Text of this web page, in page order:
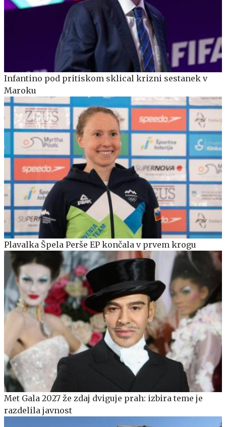
Infantino pod pritiskom sklical krizni sestanek v
Maroku
Plavalka Špela Perše EP končala v prvem krogu
Met Gala 2027 že zdaj dviguje prah: izbira teme je
razdelila javnost